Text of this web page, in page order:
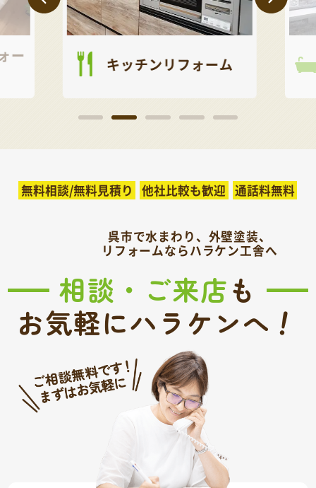
ー キッチンリフォーム
無料相談/無料見積り 他社比較も歓迎 通話料無料
呉市で水まわり、外壁塗装、
リフォームならハラケン工舎へ
相談・ご来店も
お気軽にハラケンへ！